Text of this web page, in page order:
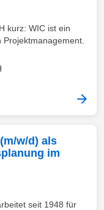
kurz: WIC ist ein
w/d) als
im
seit 1948 für